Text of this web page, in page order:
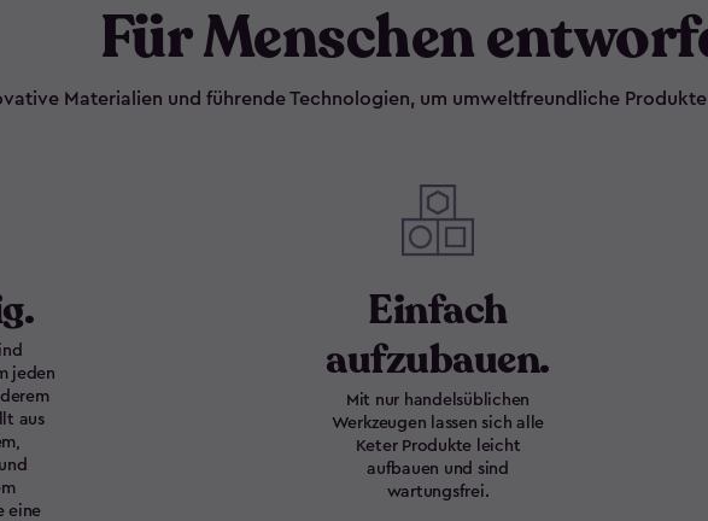
Für Menschen
Materialien und führende Technologien, um umweltfreundliche
jeden
aus
eine
Einfach
aufzubauen.
Mit nur handelsüblichen
Werkzeugen lassen sich alle
Keter Produkte leicht
aufbauen und sind
wartungsfrei.